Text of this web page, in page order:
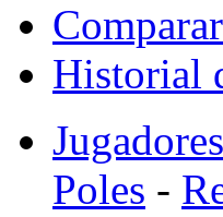
Historial
Jugadores
Poles -